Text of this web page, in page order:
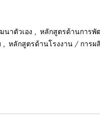
าตัวเอง
หลักสูตรด้านการพั
หลักสูตรด้านโรงงาน / การผ